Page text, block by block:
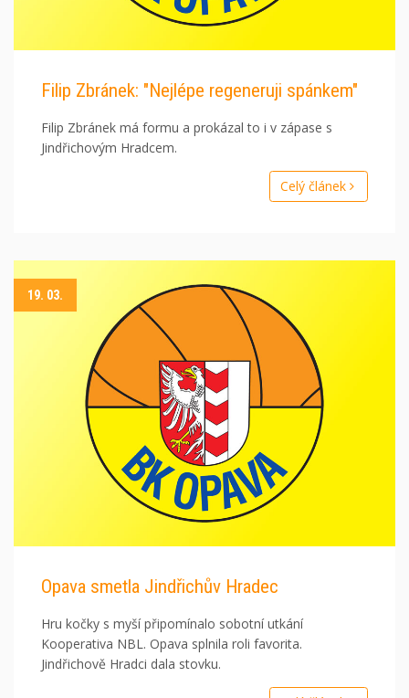
Filip Zbránek: "Nejlépe regeneruji spánkem"
Filip Zbránek má formu a prokázal to i v zápase s
Jindřichovým Hradcem.
Celý článek
19. 03.
Opava smetla Jindřichův Hradec
Hru kočky s myší připomínalo sobotní utkání
Kooperativa NBL. Opava splnila roli favorita.
Jindřichově Hradci dala stovku.